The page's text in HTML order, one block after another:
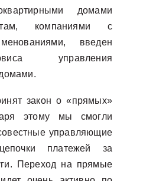
домами
компаниями с
введен
управления
закон о «прямых»
этому мы смогли
управляющие
платежей за
Переход на прямые